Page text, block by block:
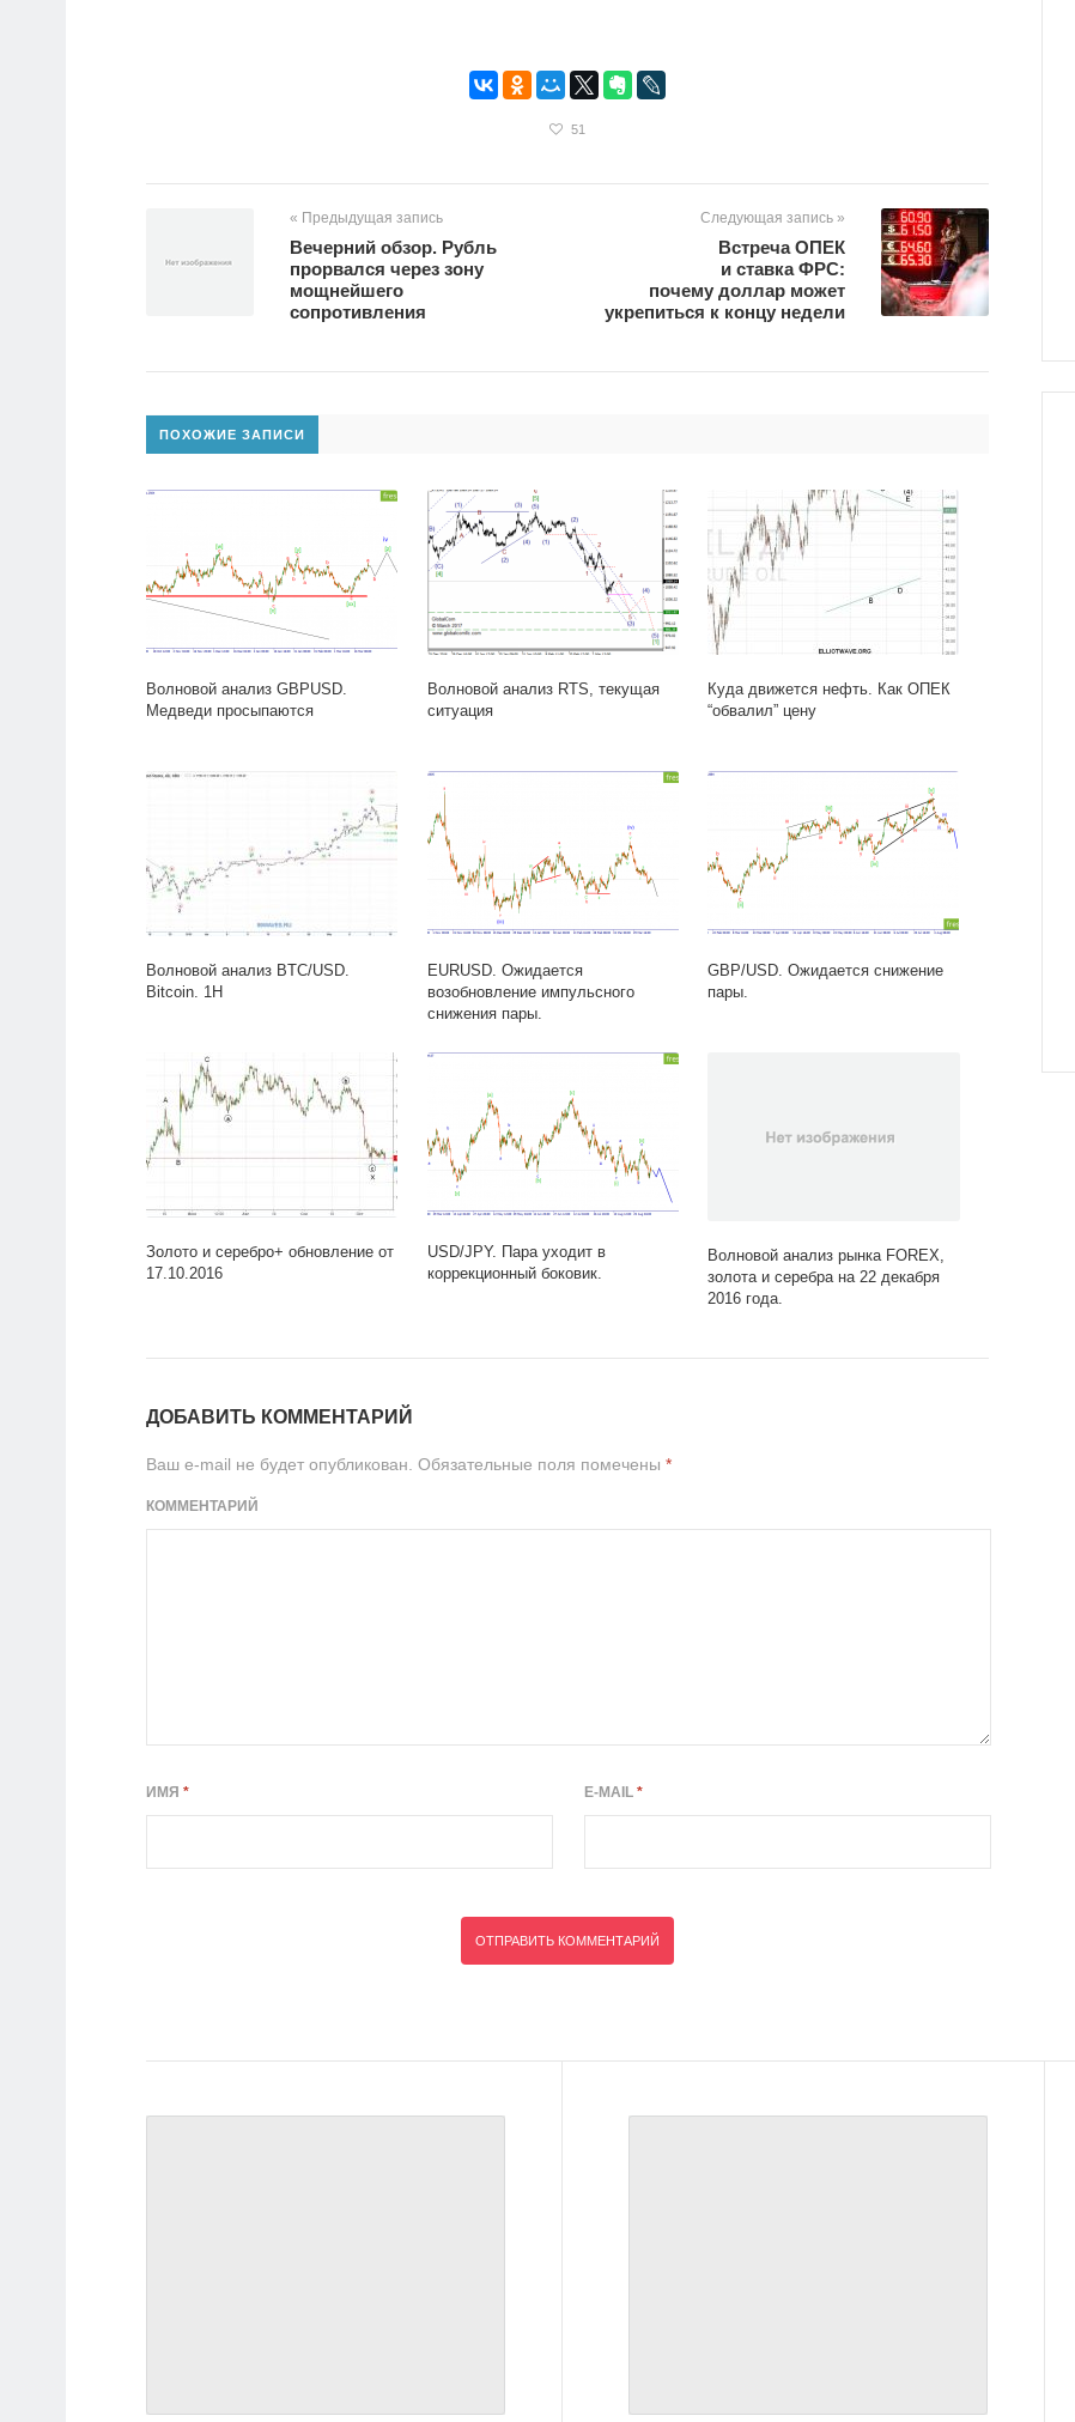
51
« Предыдущая запись
Вечерний обзор. Рубль
прорвался через зону
мощнейшего
сопротивления
Следующая запись »
Встреча ОПЕК
и ставка ФРС:
почему доллар может
укрепиться к концу недели
ПОХОЖИЕ ЗАПИСИ
Волновой анализ GBPUSD.
Медведи просыпаются
Волновой анализ RTS, текущая
ситуация
Куда движется нефть. Как ОПЕК
“обвалил” цену
Волновой анализ BTC/USD.
Bitcoin. 1H
EURUSD. Ожидается
возобновление импульсного
снижения пары.
GBP/USD. Ожидается снижение
пары.
Золото и серебро+ обновление от
17.10.2016
USD/JPY. Пара уходит в
коррекционный боковик.
Волновой анализ рынка FOREX,
золота и серебра на 22 декабря
2016 года.
ДОБАВИТЬ КОММЕНТАРИЙ
Ваш e-mail не будет опубликован. Обязательные поля помечены *
КОММЕНТАРИЙ
ИМЯ * E-MAIL*